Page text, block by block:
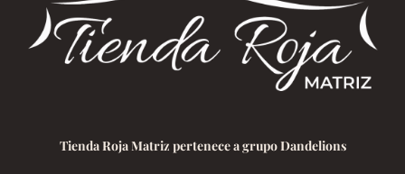
Tienda Roja Matriz pertenece a grupo Dandelions